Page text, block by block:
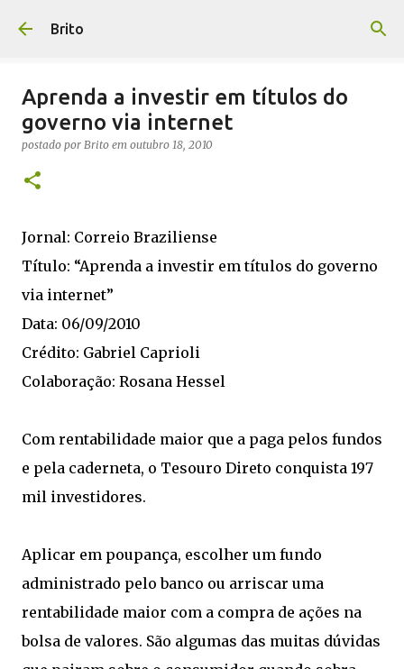
Brito
Aprenda a investir em títulos do
governo via internet
postado por Brito em outubro 18, 2010
Jornal: Correio Braziliense
Título: “Aprenda a investir em títulos do governo
via internet”
Data: 06/09/2010
Crédito: Gabriel Caprioli
Colaboração: Rosana Hessel
Com rentabilidade maior que a paga pelos fundos
e pela caderneta, o Tesouro Direto conquista 197
mil investidores.
Aplicar em poupança, escolher um fundo
administrado pelo banco ou arriscar uma
rentabilidade maior com a compra de ações na
bolsa de valores. São algumas das muitas dúvidas